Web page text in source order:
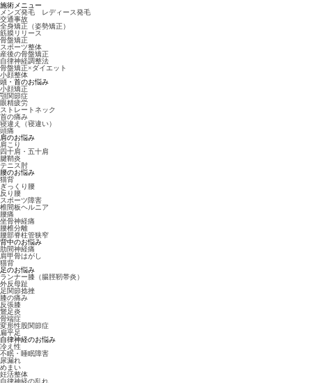
施術メニュー
メンズ発毛 レディース発毛
交通事故
全身矯正（姿勢矯正）
筋膜リリース
骨盤矯正
スポーツ整体
産後の骨盤矯正
自律神経調整法
骨盤矯正×ダイエット
小顔整体
頭・首のお悩み
小顔矯正
顎関節症
眼精疲労
ストレートネック
首の痛み
寝違え（寝違い）
頭痛
肩のお悩み
肩こり
四十肩・五十肩
腱鞘炎
テニス肘
腰のお悩み
猫背
ぎっくり腰
反り腰
スポーツ障害
椎間板ヘルニア
腰痛
坐骨神経痛
腰椎分離
腰部脊柱管狭窄
背中のお悩み
肋間神経痛
肩甲骨はがし
猫背
足のお悩み
ランナー膝（腸脛靭帯炎）
外反母趾
足関節捻挫
膝の痛み
反張膝
鵞足炎
骨端症
変形性股関節症
扁平足
自律神経のお悩み
冷え性
不眠・睡眠障害
尿漏れ
めまい
妊活整体
自律神経の乱れ